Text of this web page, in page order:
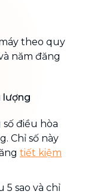
theo quy
năm đăng
lượng
điều hòa
Chỉ số này
tiết kiệm
5 sao và chỉ